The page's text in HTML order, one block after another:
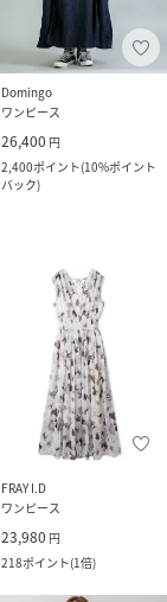
Domingo
ワンピース
26,400 円
2,400ポイント(10%ポイント
バック)
FRAY I.D
ワンピース
23,980 円
218ポイント(1倍)